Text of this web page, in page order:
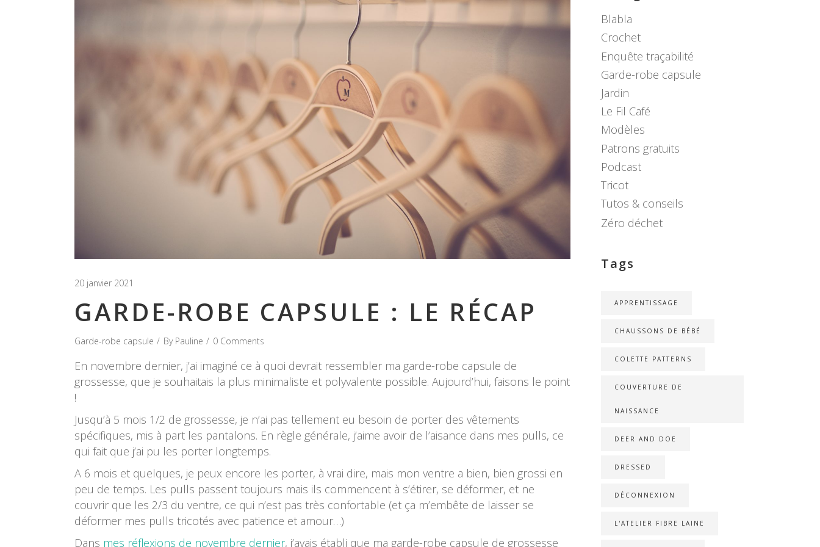
20 janvier 2021
GARDE-ROBE CAPSULE : LE RÉCAP
Garde-robe capsule By Pauline 0 Comments
En novembre dernier, j’ai imaginé ce à quoi devrait ressembler ma garde-robe capsule de
grossesse, que je souhaitais la plus minimaliste et polyvalente possible. Aujourd’hui, faisons le point
!
Jusqu’à 5 mois 1/2 de grossesse, je n’ai pas tellement eu besoin de porter des vêtements
spécifiques, mis à part les pantalons. En règle générale, j’aime avoir de l’aisance dans mes pulls, ce
qui fait que j’ai pu les porter longtemps.
A 6 mois et quelques, je peux encore les porter, à vrai dire, mais mon ventre a bien, bien grossi en
peu de temps. Les pulls passent toujours mais ils commencent à s’étirer, se déformer, et ne
couvrir que les 2/3 du ventre, ce qui n’est pas très confortable (et ça m’embête de laisser se
déformer mes pulls tricotés avec patience et amour…)
Dans mes réflexions de novembre dernier, j’avais établi que ma garde-robe capsule de grossesse
Blabla
Crochet
Enquête traçabilité
Garde-robe capsule
Jardin
Le Fil Café
Modèles
Patrons gratuits
Podcast
Tricot
Tutos & conseils
Zéro déchet
Tags
APPRENTISSAGE
CHAUSSONS DE BÉBÉ
COLETTE PATTERNS
COUVERTURE DE
NAISSANCE
DEER AND DOE
DRESSED
DÉCONNEXION
L'ATELIER FIBRE LAINE